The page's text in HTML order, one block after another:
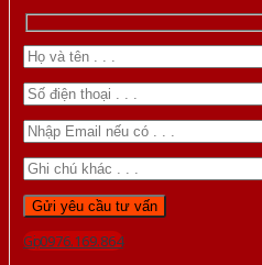
Gọi 0976.169.864